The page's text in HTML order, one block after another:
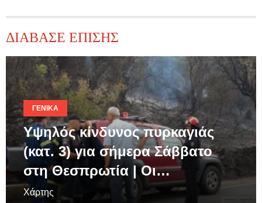
ΔΙΑΒΑΣΕ ΕΠΙΣΗΣ
ΓΕΝΙΚΆ
Υψηλός κίνδυνος πυρκαγιάς
(κατ. 3) για σήμερα Σάββατο
στη Θεσπρωτία | Οι…
Χάρτης